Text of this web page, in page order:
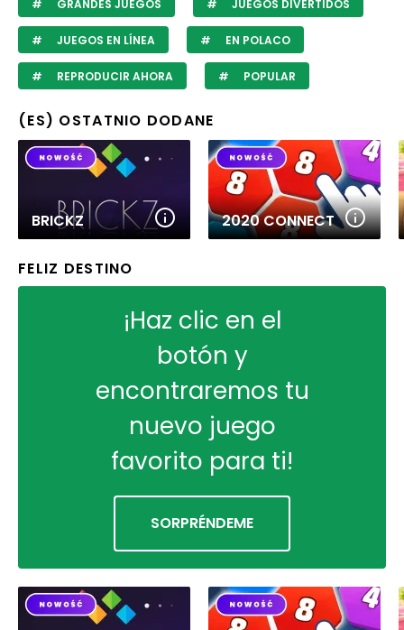
GRANDES JUEGOS JUEGOS DIVERTIDOS
JUEGOS EN LÍNEA EN POLACO
REPRODUCIR AHORA POPULAR
(ES) OSTATNIO DODANE
BRICKZ 2020 CONNECT
FELIZ DESTINO
¡Haz clic en el
botón y
encontraremos tu
nuevo juego
favorito para ti!
SORPRÉNDEME